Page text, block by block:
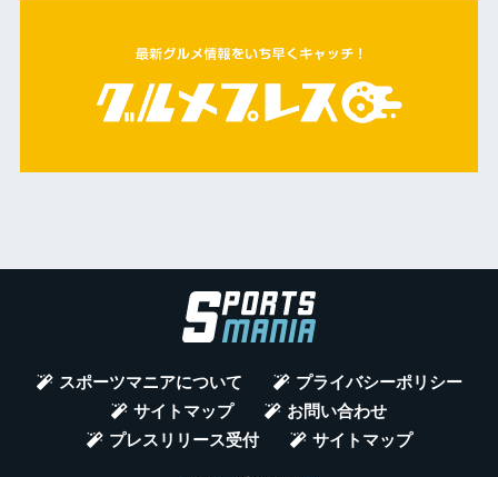
スポーツマニアについて
プライバシーポリシー
サイトマップ
お問い合わせ
プレスリリース受付
サイトマップ